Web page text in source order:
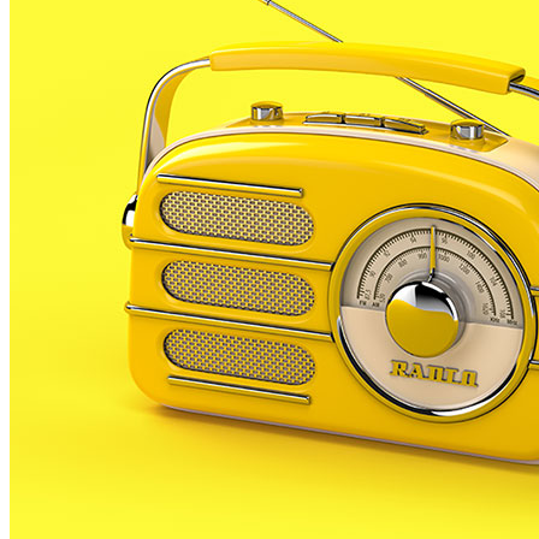
Aquesta setmana s’ha fet públic l’informe anual del
Síndic de Greuges referent a les actuacions
desenvolupades per aquesta institució durant l’any
passat. Segons aquest informe el nostre municipi ha
tramitat a través del Síndic fins a 3 queixes durant el
2010. Aquesta xifra és 4 vegades inferior a la de l’any
passat, quan es van impulsar 12 queixes des de la
nostra vila. Aquestes actuacions a través del Síndic
s’han fet des de PLF cap a diferents administracions.
A banda de les queixes s’han formulat 12 consultes al
Síndic des de la nostra població, la meitat que les